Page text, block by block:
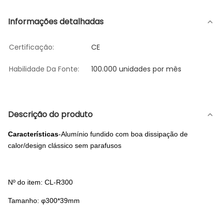
Informações detalhadas
Certificação: CE
Habilidade Da Fonte: 100.000 unidades por mês
Descrição do produto
Características-Alumínio fundido com boa dissipação de
calor/design clássico sem parafusos
Nº do item: CL-R300
Tamanho: φ300*39mm